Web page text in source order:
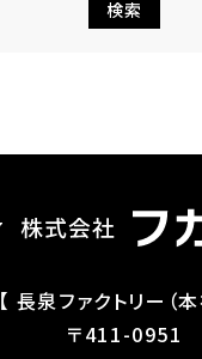
【 長泉ファクトリー（本
〒411-0951